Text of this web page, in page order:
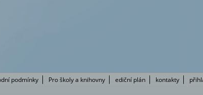
podmínky Pro školy a knihovny ediční plán kontakty